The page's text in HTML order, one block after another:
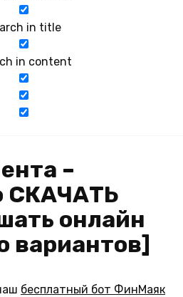
in title
in content
–
СКАЧАТЬ
онлайн
вариантов]
бесплатный бот ФинМаяк